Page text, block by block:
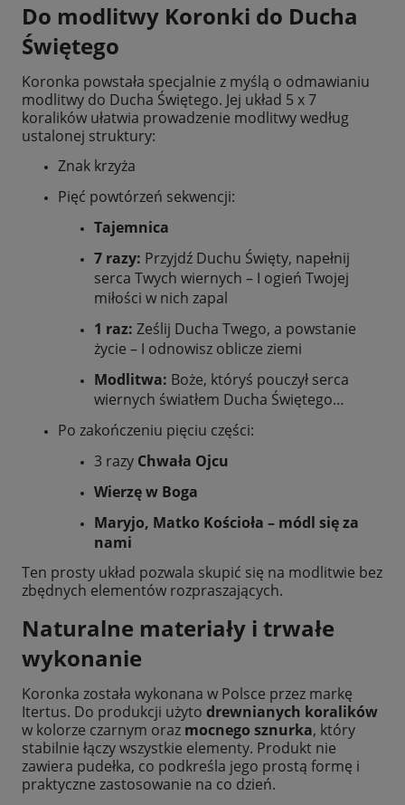
Do modlitwy Koronki do Ducha
Świętego
Koronka powstała specjalnie z myślą o odmawianiu
modlitwy do Ducha Świętego. Jej układ 5 x 7
koralików ułatwia prowadzenie modlitwy według
ustalonej struktury:
Znak krzyża
Pięć powtórzeń sekwencji:
Tajemnica
7 razy: Przyjdź Duchu Święty, napełnij
serca Twych wiernych – I ogień Twojej
miłości w nich zapal
1 raz: Ześlij Ducha Twego, a powstanie
życie – I odnowisz oblicze ziemi
Modlitwa: Boże, któryś pouczył serca
wiernych światłem Ducha Świętego…
Po zakończeniu pięciu części:
3 razy Chwała Ojcu
Wierzę w Boga
Maryjo, Matko Kościoła – módl się za
nami
Ten prosty układ pozwala skupić się na modlitwie bez
zbędnych elementów rozpraszających.
Naturalne materiały i trwałe
wykonanie
Koronka została wykonana w Polsce przez markę
Itertus. Do produkcji użyto drewnianych koralików
w kolorze czarnym oraz mocnego sznurka, który
stabilnie łączy wszystkie elementy. Produkt nie
zawiera pudełka, co podkreśla jego prostą formę i
praktyczne zastosowanie na co dzień.